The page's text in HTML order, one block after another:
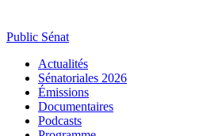
Public Sénat
Actualités
Sénatoriales 2026
Émissions
Documentaires
Podcasts